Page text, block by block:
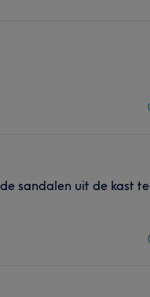
sandalen uit de kast te